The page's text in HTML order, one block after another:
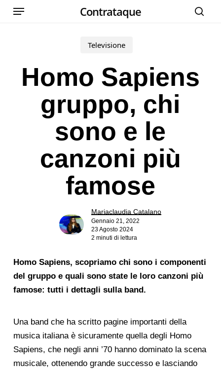
Skip
Contrataque
Menu
Televisione
Homo Sapiens
gruppo, chi
sono e le
canzoni più
famose
Mariaclaudia Catalano
Gennaio 21, 2022
23 Agosto 2024
2 minuti di lettura
Homo Sapiens, scopriamo chi sono i componenti
del gruppo e quali sono state le loro canzoni più
famose: tutti i dettagli sulla band.
Una band che ha scritto pagine importanti della
musica italiana è sicuramente quella degli Homo
Sapiens, che negli anni ’70 hanno dominato la scena
musicale, ottenendo grande successo e lasciando